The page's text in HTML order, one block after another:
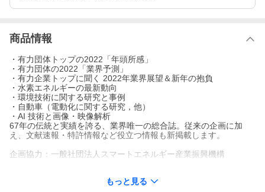
商品情報
・有力団体トップの2022「年頭所感」
・有力団体の2022「業界予測」
・有力企業トップに聞く 2022年業界展望＆新年の抱負
・水素エネルギーの最新動向
・環境技術に関する研究と事例
・自動車（電動化に関する研究，他）
・AI 技術と画像・映像解析
67年の伝統と実績を誇る、業界唯一の総合誌。従来の企画に加
え、文献速報・特許情報など役立つ情報も新掲載します。
企画協力：一般社団法人スマートエネルギー産業振興機構
ISBN 978-4-902769-57-9もっと見る